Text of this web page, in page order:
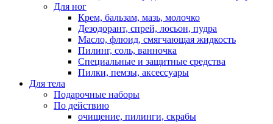
Для ног
Крем, бальзам, мазь, молочко
Дезодорант, спрей, лосьон, пудра
Масло, флюид, смягчающая жидкость
Пилинг, соль, ванночка
Специальные и защитные средства
Пилки, пемзы, аксессуары
Для тела
Подарочные наборы
По действию
очищение, пилинги, скрабы